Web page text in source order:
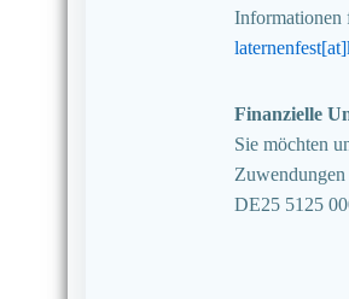
Informationen
Finanzielle
Sie möchten
DE25 5125